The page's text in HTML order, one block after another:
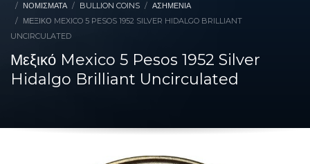
ΝΟΜΙΣΜΑΤΑ
BULLION COINS
ΑΣΗΜΈΝΙΑ
ΜΕΞΙΚΌ MEXICO 5 PESOS 1952 SILVER HIDALGO BRILLIANT
UNCIRCULATED
Μεξικό Mexico 5 Pesos 1952 Silver
Hidalgo Brilliant Uncirculated